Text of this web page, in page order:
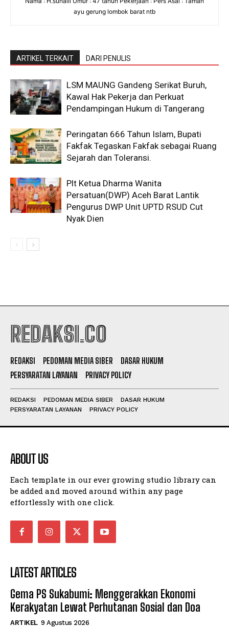
ayu gerung lombok barat ntb
ARTIKEL TERKAIT DARI PENULIS
LSM MAUNG Gandeng Serikat Buruh,
Kawal Hak Pekerja dan Perkuat
Pendampingan Hukum di Tangerang
Peringatan 666 Tahun Islam, Bupati
Fakfak Tegaskan Fakfak sebagai Ruang
Sejarah dan Toleransi.
Plt Ketua Dharma Wanita
Persatuan(DWP) Aceh Barat Lantik
Pengurus DWP Unit UPTD RSUD Cut
Nyak Dien
REDAKSI.CO
REDAKSI PEDOMAN MEDIA SIBER
DASAR HUKUM
PERSYARATAN LAYANAN
PRIVACY POLICY
REDAKSI PEDOMAN MEDIA SIBER
DASAR HUKUM
PERSYARATAN LAYANAN
PRIVACY POLICY
ABOUT US
Each template in our ever growing studio library can
be added and moved around within any page
effortlessly with one click.
LATEST ARTICLES
Gema PS Sukabumi: Menggerakkan Ekonomi
Kerakyatan Lewat Perhutanan Sosial dan Doa
ARTIKEL 9 Agustus 2026